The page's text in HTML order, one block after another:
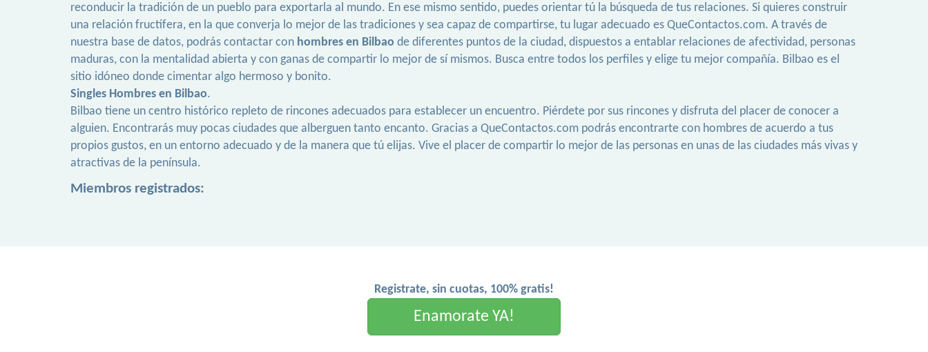
reconducir la tradición de un pueblo para exportarla al mundo. En ese mismo sentido, puedes orientar tú la búsqueda de tus relaciones. Si quieres construir
una relación fructífera, en la que converja lo mejor de las tradiciones y sea capaz de compartirse, tu lugar adecuado es QueContactos.com. A través de
nuestra base de datos, podrás contactar con hombres en Bilbao de diferentes puntos de la ciudad, dispuestos a entablar relaciones de afectividad, personas
maduras, con la mentalidad abierta y con ganas de compartir lo mejor de sí mismos. Busca entre todos los perfiles y elige tu mejor compañía. Bilbao es el
sitio idóneo donde cimentar algo hermoso y bonito.
Singles Hombres en Bilbao.
Bilbao tiene un centro histórico repleto de rincones adecuados para establecer un encuentro. Piérdete por sus rincones y disfruta del placer de conocer a
alguien. Encontrarás muy pocas ciudades que alberguen tanto encanto. Gracias a QueContactos.com podrás encontrarte con hombres de acuerdo a tus
propios gustos, en un entorno adecuado y de la manera que tú elijas. Vive el placer de compartir lo mejor de las personas en unas de las ciudades más vivas y
atractivas de la península.
Miembros registrados:
Registrate, sin cuotas, 100% gratis!
Enamorate YA!